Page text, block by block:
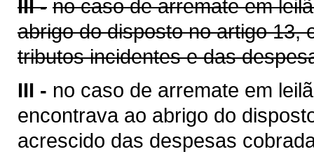
III - no caso de arremate em
abrigo do disposto no artigo 13,
tributos incidentes e das
III - no caso de arremate em
encontrava ao abrigo do
acrescido das despesas